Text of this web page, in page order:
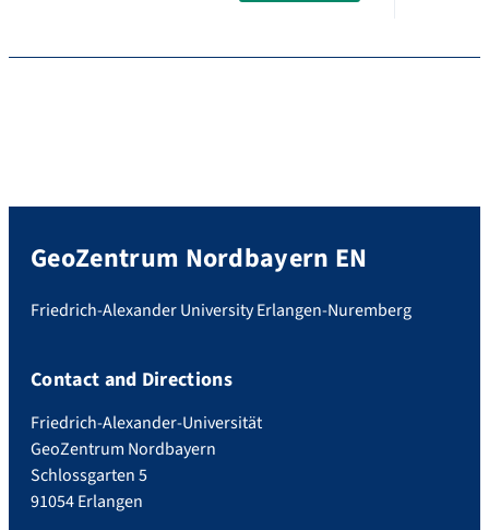
GeoZentrum Nordbayern EN
Friedrich-Alexander University Erlangen-Nuremberg
Contact and Directions
Friedrich-Alexander-Universität
GeoZentrum Nordbayern
Schlossgarten 5
91054 Erlangen